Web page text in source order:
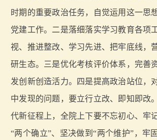
时期的重要政治任务，自觉运用这一思
党建工作。二是落细落实学习教育各项
视、推进整改、学习先进、把牢底线，
研生态。三是优化考核评价体系，完善
发创新创造活力。四是提高政治站位，
中发现的问题，要立行立改、即知即改
代新征程上，全院上下要不忘初心、牢
“两个确立”、坚决做到“两个维护”，牢